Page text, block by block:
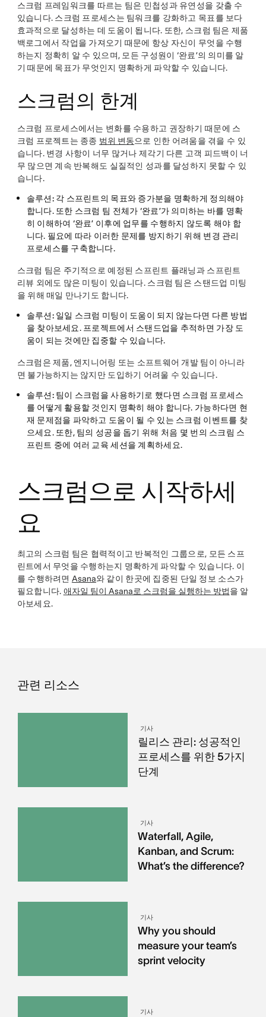
스크럼 프레임워크를 따르는 팀은 민첩성과 유연성을 갖출 수
있습니다. 스크럼 프로세스는 팀워크를 강화하고 목표를 보다
효과적으로 달성하는 데 도움이 됩니다. 또한, 스크럼 팀은 제품
백로그에서 작업을 가져오기 때문에 항상 자신이 무엇을 수행
하는지 정확히 알 수 있으며, 모든 구성원이 ‘완료’의 의미를 알
기 때문에 목표가 무엇인지 명확하게 파악할 수 있습니다.
스크럼의 한계
스크럼 프로세스에서는 변화를 수용하고 권장하기 때문에 스
크럼 프로젝트는 종종 범위 변동으로 인한 어려움을 겪을 수 있
습니다. 변경 사항이 너무 많거나 제각기 다른 고객 피드백이 너
무 많으면 계속 반복해도 실질적인 성과를 달성하지 못할 수 있
습니다.
솔루션: 각 스프린트의 목표와 증가분을 명확하게 정의해야
합니다. 또한 스크럼 팀 전체가 ‘완료’가 의미하는 바를 명확
히 이해하여 ‘완료’ 이후에 업무를 수행하지 않도록 해야 합
니다. 필요에 따라 이러한 문제를 방지하기 위해 변경 관리
프로세스를 구축합니다.
스크럼 팀은 주기적으로 예정된 스프린트 플래닝과 스프린트
리뷰 외에도 많은 미팅이 있습니다. 스크럼 팀은 스탠드업 미팅
을 위해 매일 만나기도 합니다.
솔루션: 일일 스크럼 미팅이 도움이 되지 않는다면 다른 방법
을 찾아보세요. 프로젝트에서 스탠드업을 추적하면 가장 도
움이 되는 것에만 집중할 수 있습니다.
스크럼은 제품, 엔지니어링 또는 소프트웨어 개발 팀이 아니라
면 불가능하지는 않지만 도입하기 어려울 수 있습니다.
솔루션: 팀이 스크럼을 사용하기로 했다면 스크럼 프로세스
를 어떻게 활용할 것인지 명확히 해야 합니다. 가능하다면 현
재 문제점을 파악하고 도움이 될 수 있는 스크럼 이벤트를 찾
으세요. 또한, 팀의 성공을 돕기 위해 처음 몇 번의 스크림 스
프린트 중에 여러 교육 세션을 계획하세요.
스크럼으로 시작하세
요
최고의 스크럼 팀은 협력적이고 반복적인 그룹으로, 모든 스프
린트에서 무엇을 수행하는지 명확하게 파악할 수 있습니다. 이
를 수행하려면 Asana와 같이 한곳에 집중된 단일 정보 소스가
필요합니다. 애자일 팀이 Asana로 스크럼을 실행하는 방법을 알
아보세요.
관련 리소스
기사
릴리스 관리: 성공적인
프로세스를 위한 5가지
단계
기사
Waterfall, Agile,
Kanban, and Scrum:
What’s the difference?
기사
Why you should
measure your team’s
sprint velocity
기사